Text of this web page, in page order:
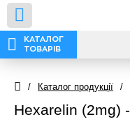
КАТАЛОГ
ТОВАРІВ
/ Каталог продукції /
Hexarelin (2mg)